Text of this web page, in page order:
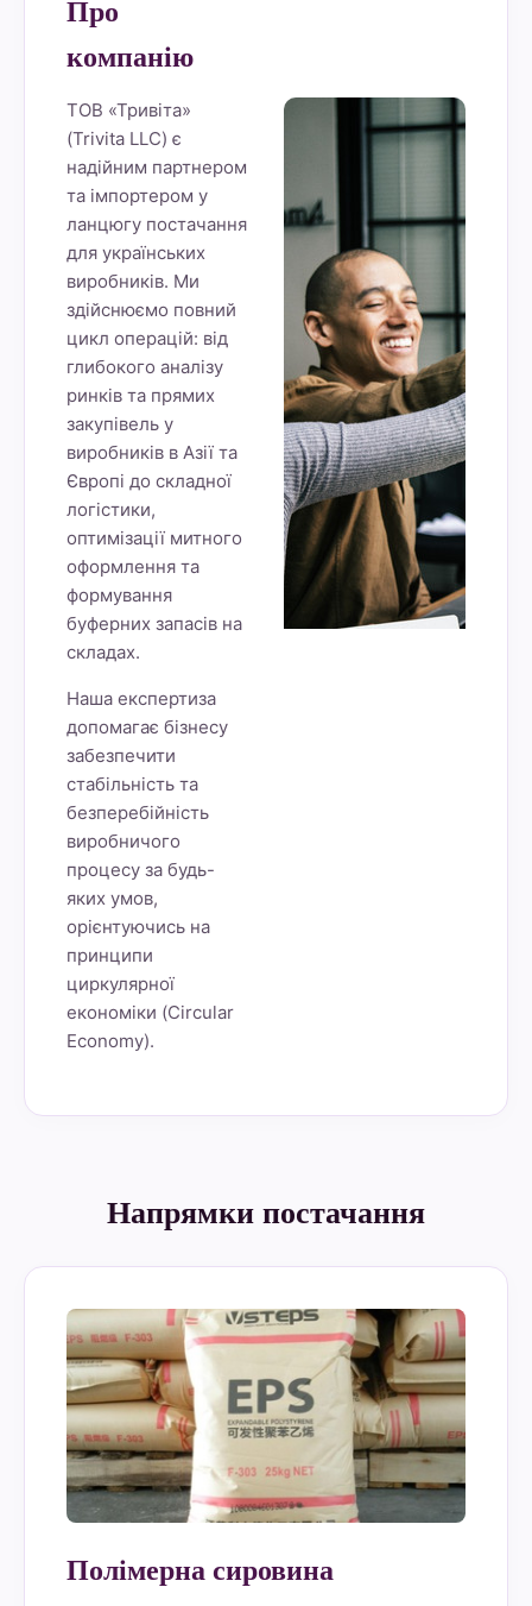
Про
компанію
ТОВ «Тривіта»
(Trivita LLC) є
надійним партнером
та імпортером у
ланцюгу постачання
для українських
виробників. Ми
здійснюємо повний
цикл операцій: від
глибокого аналізу
ринків та прямих
закупівель у
виробників в Азії та
Європі до складної
логістики,
оптимізації митного
оформлення та
формування
буферних запасів на
складах.
Наша експертиза
допомагає бізнесу
забезпечити
стабільність та
безперебійність
виробничого
процесу за будь-
яких умов,
орієнтуючись на
принципи
циркулярної
економіки (Circular
Economy).
Напрямки постачання
Полімерна сировина